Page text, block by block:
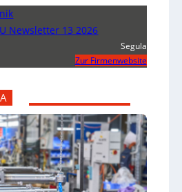
Newsletter 13 2026
Segula
Zur Firmenwebsite